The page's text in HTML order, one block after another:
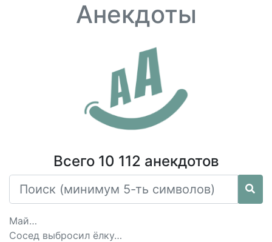
Анекдоты
Всего 10 112 анекдотов
Май…
Сосед выбросил ёлку…